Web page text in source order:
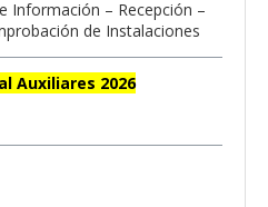
Auxiliares 2026